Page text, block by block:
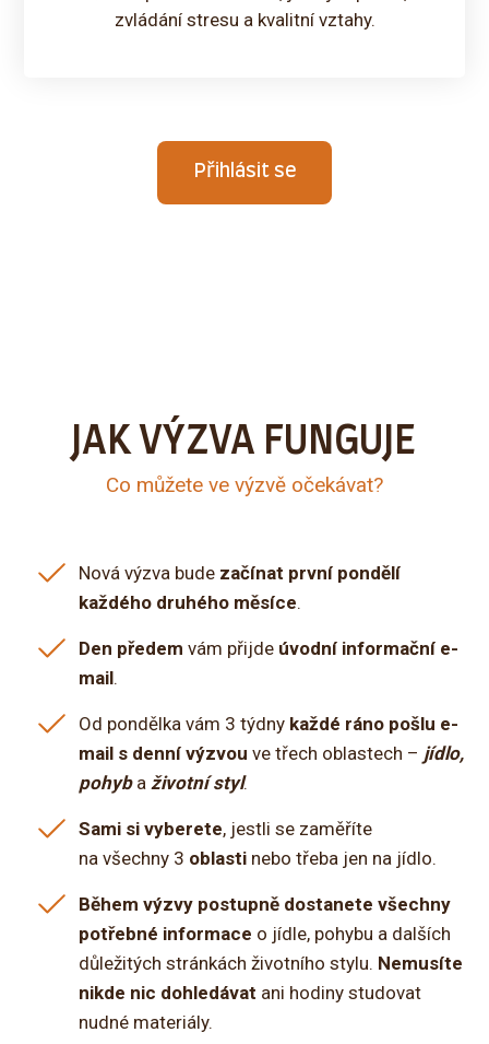
zvládání stresu a kvalitní vztahy.
Přihlásit se
JAK VÝZVA FUNGUJE
Co můžete ve výzvě očekávat?
Nová výzva bude začínat první pondělí
každého druhého měsíce.
Den předemvám přijde úvodní informační e-
mail.
Od pondělka vám 3 týdny každé ráno pošlu e-
mail s denní výzvouve třech oblastech – jídlo,
pohybaživotní styl.
Sami si vyberete, jestli se zaměříte
na všechny 3 oblasti nebo třeba jen na jídlo.
Během výzvy postupně dostanete všechny
potřebné informace o jídle, pohybu a dalších
důležitých stránkách životního stylu. Nemusíte
nikde nic dohledávat ani hodiny studovat
nudné materiály.